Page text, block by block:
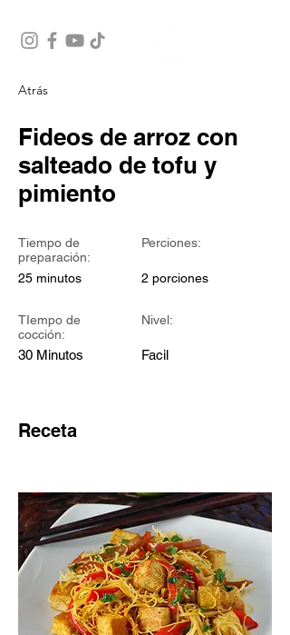
Atrás
Fideos de arroz con
salteado de tofu y
pimiento
Tiempo de
preparación:
25 minutos
TIempo de
cocción:
30 Minutos
Perciones:
2 porciones
Nivel:
Facil
Receta